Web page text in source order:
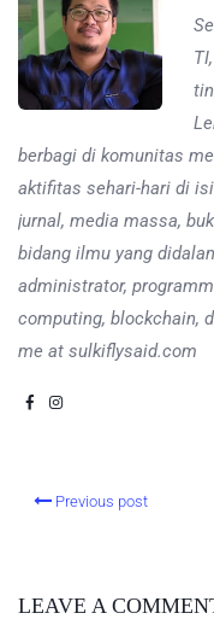
berbagi di komunitas
aktifitas sehari-hari di
jurnal, media massa,
bidang ilmu yang
administrator,
computing, blockchain,
me at sulkiflysaid.com
Previous post
LEAVE A